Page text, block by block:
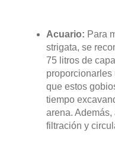
Acuario: Para
strigata, se
75 litros de
proporcionarles
que estos
tiempo
arena.
filtración y